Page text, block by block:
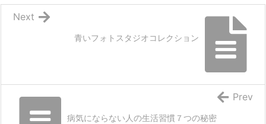
青いフォトスタジオコレクション
Next
病気にならない人の生活習慣７つの秘密
Prev